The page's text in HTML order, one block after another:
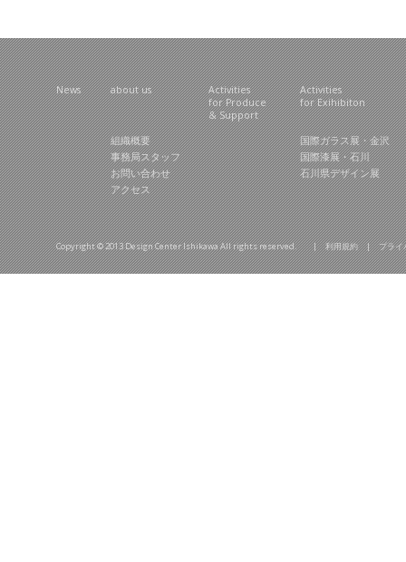
News about us
Activities
for Produce
& Support
Activities
for Exihibiton
組織概要
事務局スタッフ
お問い合わせ
アクセス
国際ガラス展・金沢
国際漆展・石川
石川県デザイン展
Copyright © 2013 Design Center Ishikawa All rights reserved. |利用規約|プライ